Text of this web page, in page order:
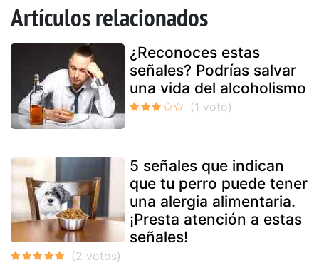
Artículos relacionados
¿Reconoces estas
señales? Podrías salvar
una vida del alcoholismo
5 señales que indican
que tu perro puede tener
una alergia alimentaria.
¡Presta atención a estas
señales!